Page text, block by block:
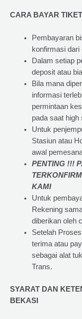
CARA BAYAR TIKET
Pembayaran
konfirmasi
Dalam setiap
deposit atau
Bila mana
informasi
permintaan
pada saat high
Untuk
Stasiun atau
awal
PENTING !!!
KAMI
Untuk
Rekening
diberikan oleh
Setelah
terima atau
sebagai alat
Trans.
SYARAT DAN
BEKASI